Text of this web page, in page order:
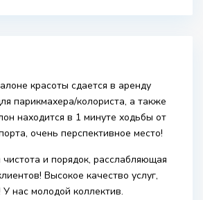
красоты сдается в аренду
парикмахера/колориста, а также
находится в 1 минуте ходьбы от
очень перспективное место!
и порядок, расслабляющая
Высокое качество услуг,
нас молодой коллектив.